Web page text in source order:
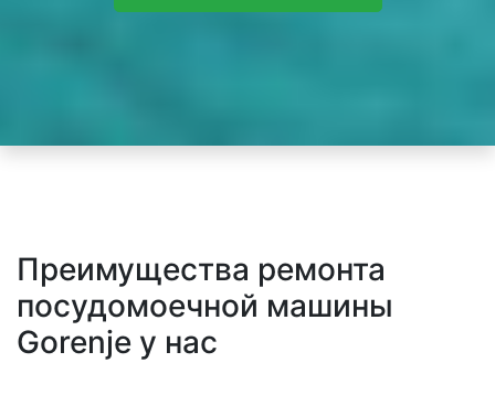
Преимущества ремонта
посудомоечной машины
Gorenje у нас